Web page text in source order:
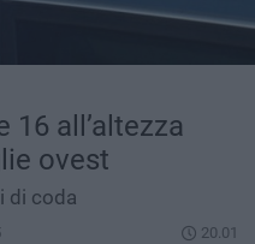
16 all’altezza
ovest
di coda
20.01